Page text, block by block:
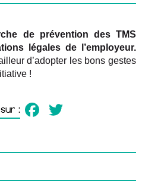
de prévention des TMS
légales de l’employeur.
d’adopter les bons gestes
!
: Facebook